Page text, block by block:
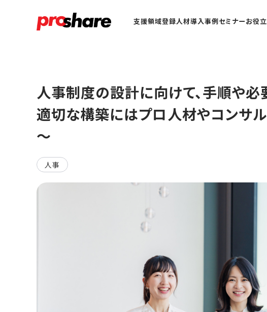
支援領域登録人材導入事例セミナーお役
人事制度の設計に向けて、手順や
適切な構築にはプロ人材やコンサ
～
人事